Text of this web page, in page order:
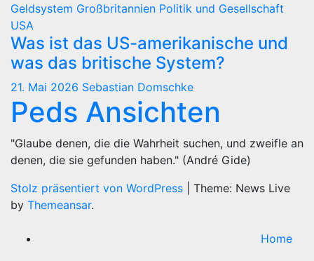
Geldsystem Großbritannien Politik und Gesellschaft
USA
Was ist das US-amerikanische und
was das britische System?
21. Mai 2026 Sebastian Domschke
Peds Ansichten
"Glaube denen, die die Wahrheit suchen, und zweifle an
denen, die sie gefunden haben." (André Gide)
Stolz präsentiert von WordPress
Theme: News Live
by Themeansar.
Home